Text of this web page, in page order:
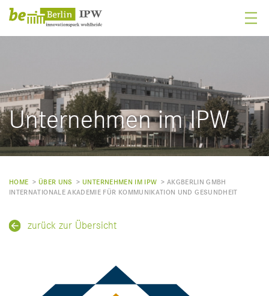
Unternehmen im IPW
HOME > ­ ÜBER UNS > ­ UNTERNEHMEN IM IPW > ­ AKGBERLIN GMBH
INTERNATIONALE AKADEMIE FÜR KOMMUNIKATION UND GESUNDHEIT
zurück zur Übersicht